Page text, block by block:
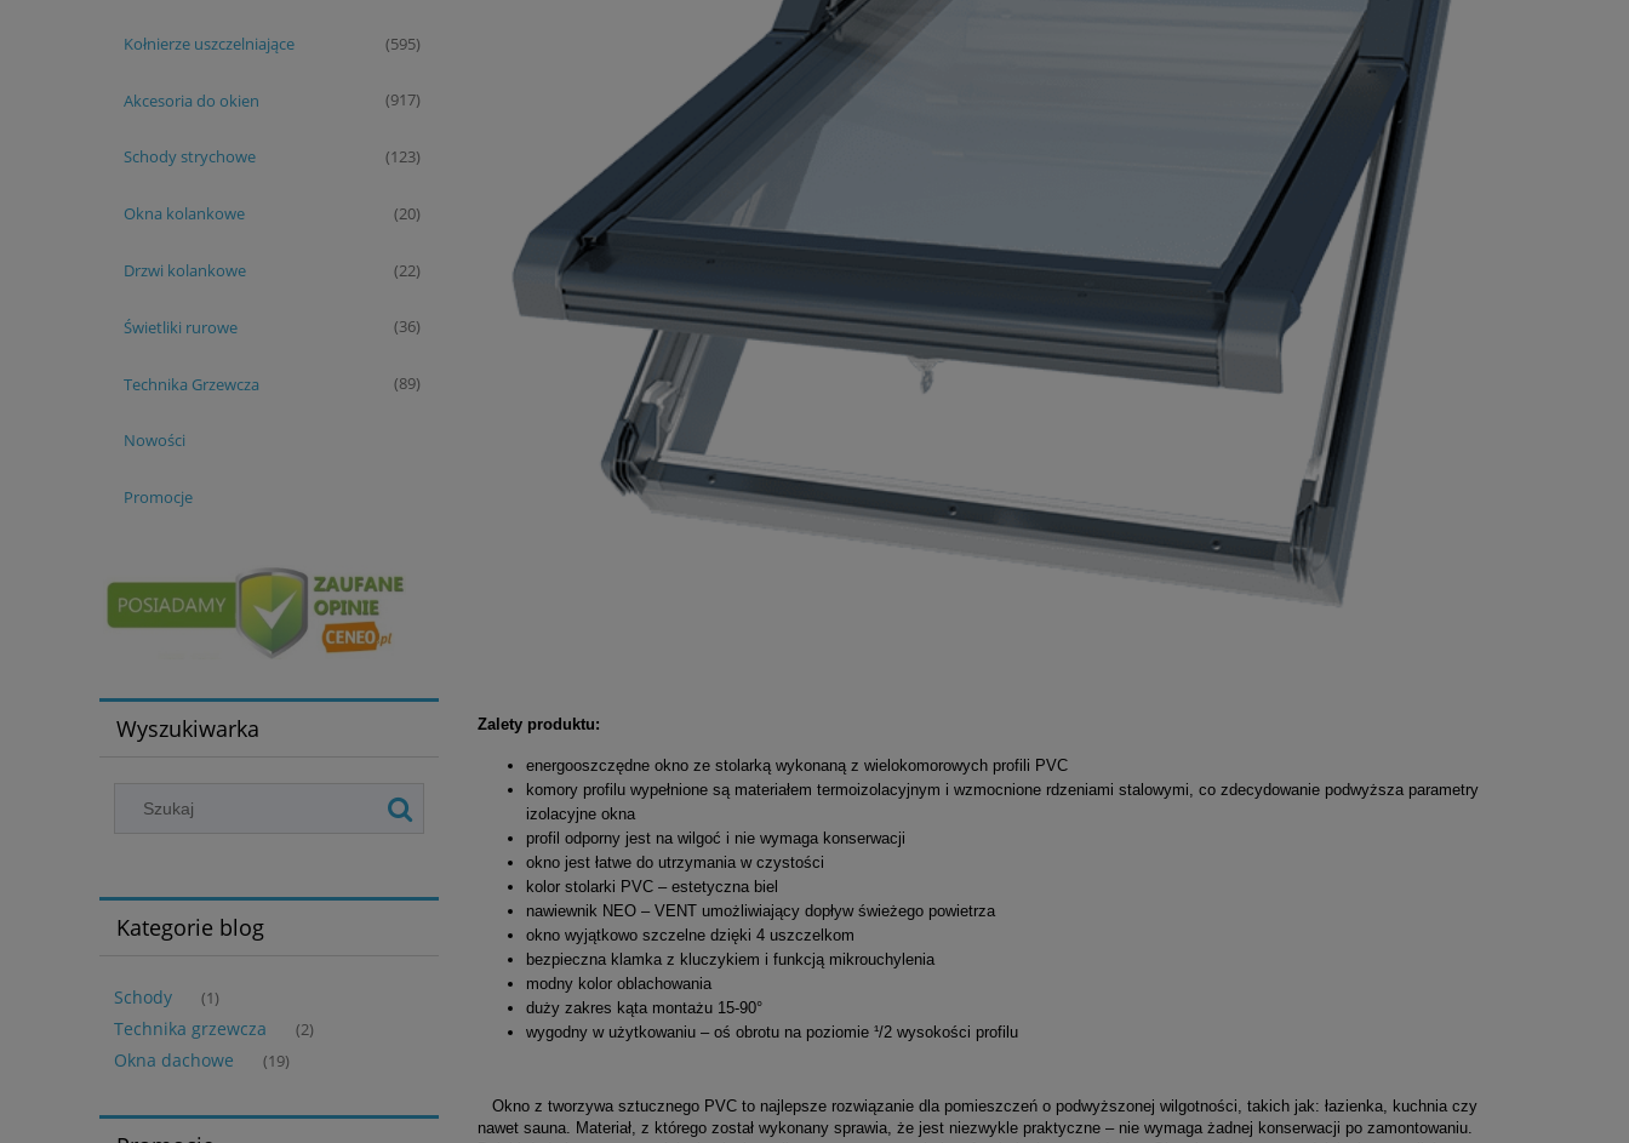
Kołnierze uszczelniające (595)
Akcesoria do okien (917)
Schody strychowe (123)
Okna kolankowe (20)
Drzwi kolankowe (22)
Świetliki rurowe (36)
Technika Grzewcza (89)
Nowości
Promocje
Wyszukiwarka
Kategorie blog
Schody (1)
Technika grzewcza (2)
Okna dachowe (19)
Zalety produktu:
energooszczędne okno ze stolarką wykonaną z wielokomorowych profili PVC
komory profilu wypełnione są materiałem termoizolacyjnym i wzmocnione rdzeniami stalowymi, co zdecydowanie podwyższa parametry
izolacyjne okna
profil odporny jest na wilgoć i nie wymaga konserwacji
okno jest łatwe do utrzymania w czystości
kolor stolarki PVC – estetyczna biel
nawiewnik NEO – VENT umożliwiający dopływ świeżego powietrza
okno wyjątkowo szczelne dzięki 4 uszczelkom
bezpieczna klamka z kluczykiem i funkcją mikrouchylenia
modny kolor oblachowania
duży zakres kąta montażu 15-90°
wygodny w użytkowaniu – oś obrotu na poziomie ¹/2 wysokości profilu
Okno z tworzywa sztucznego PVC to najlepsze rozwiązanie dla pomieszczeń o podwyższonej wilgotności, takich jak: łazienka, kuchnia czy
nawet sauna. Materiał, z którego został wykonany sprawia, że jest niezwykle praktyczne – nie wymaga żadnej konserwacji po zamontowaniu.